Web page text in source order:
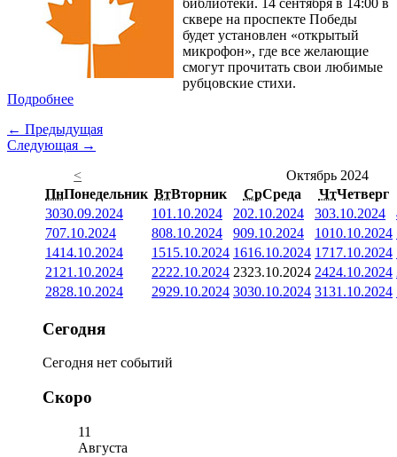
библиотеки. 14 сентября в 14:00 в
сквере на проспекте Победы
будет установлен «открытый
микрофон», где все желающие
смогут прочитать свои любимые
рубцовские стихи.
Подробнее
← Предыдущая
Следующая →
<
Октябрь 2024
ПнПонедельник ВтВторник СрСреда ЧтЧетверг
3030.09.2024 101.10.2024 202.10.2024 303.10.2024
707.10.2024 808.10.2024 909.10.2024 1010.10.2024
1414.10.2024 1515.10.2024 1616.10.2024 1717.10.2024
21 21.10.2024 2222.10.2024 2323.10.2024 2424.10.2024
2828.10.2024 2929.10.2024 3030.10.2024 3131.10.2024
Сегодня
Сегодня нет событий
Скоро
11
Августа